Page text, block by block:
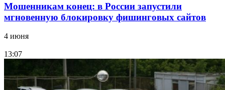
Мошенникам конец: в России запустили
мгновенную блокировку фишинговых сайтов
4 июня
13:07